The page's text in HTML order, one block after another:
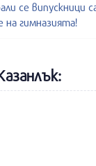
се випускници
на гимназията!